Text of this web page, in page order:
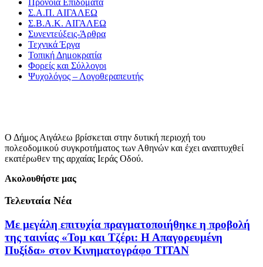
Πρόνοια Επιδόματα
Σ.Α.Π. ΑΙΓΑΛΕΩ
Σ.Β.Α.Κ. ΑΙΓΑΛΕΩ
Συνεντεύξεις-Άρθρα
Τεχνικά Έργα
Τοπική Δημοκρατία
Φορείς και Σύλλογοι
Ψυχολόγος – Λογοθεραπευτής
Ο Δήμος Αιγάλεω βρίσκεται στην δυτική περιοχή του
πολεοδομικού συγκροτήματος των Αθηνών και έχει αναπτυχθεί
εκατέρωθεν της αρχαίας Ιεράς Οδού.
Ακολουθήστε μας
Τελευταία Νέα
Με μεγάλη επιτυχία πραγματοποιήθηκε η προβολή
της ταινίας «Τομ και Τζέρι: Η Απαγορευμένη
Πυξίδα» στον Κινηματογράφο ΤΙΤΑΝ